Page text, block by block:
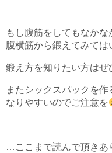
もし腹筋をしてもなかな
腹横筋から鍛えてみては
鍛え方を知りたい方は
またシックスパックを
なりやすいのでご注意を
…ここまで読んで頂きあ